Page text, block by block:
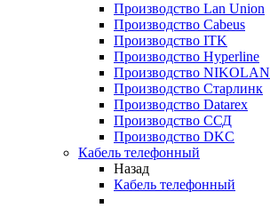
Производство Lan Union
Производство Cabeus
Производство ITK
Производство Hyperline
Производство NIKOLAN
Производство Старлинк
Производство Datarex
Производство ССД
Производство DKC
Кабель телефонный
Назад
Кабель телефонный